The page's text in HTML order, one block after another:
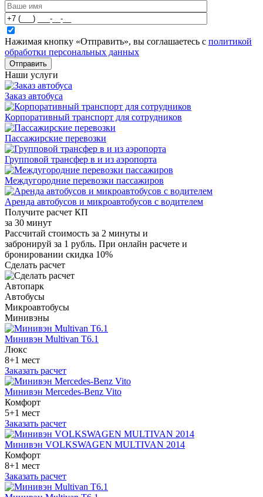
Нажимая кнопку «Отправить», вы соглашаетесь с политикой
обработки персональных данных
Отправить
Наши услуги
Заказ автобуса
Корпоративный транспорт для сотрудников
Пассажирские перевозки
Групповой трансфер в и из аэропорта
Междугородние перевозки пассажиров
Аренда автобусов и микроавтобусов с водителем
Получите расчет КП
за 30 минут
Рассчитай стоимость за 2 минуты и
забронируй за 1 рубль. При онлайн расчете и
бронировании скидка 10%
Сделать расчет
Автопарк
Автобусы
Микроавтобусы
Минивэны
Минивэн Multivan Т6.1
Люкс
8+1 мест
Заказать расчет
Минивэн Mercedes-Benz Vito
Комфорт
5+1 мест
Заказать расчет
Минивэн VOLKSWAGEN MULTIVAN 2014
Комфорт
8+1 мест
Заказать расчет